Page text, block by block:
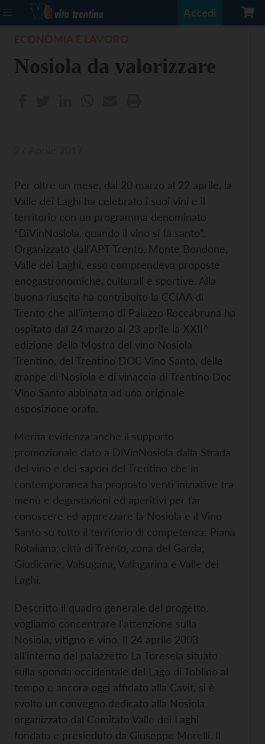
Accedi
Nosiola da valorizzare
Per oltre un mese, dal 20 marzo al 22 aprile, la
Valle dei Laghi ha celebrato i suoi vini e il
territorio con un programma denominato
“DiVinNosiola, quando il vino si fa santo”.
Organizzato dall’APT Trento, Monte Bondone,
Valle dei Laghi, esso comprendeva proposte
enogastronomiche, culturali e sportive. Alla
buona riuscita ha contribuito la CCIAA di
Trento che all’interno di Palazzo Roccabruna ha
ospitato dal 24 marzo al 23 aprile la XXII^
edizione della Mostra del vino Nosiola
Trentino, del Trentino DOC Vino Santo, delle
grappe di Nosiola e di vinaccia di Trentino Doc
Vino Santo abbinata ad una originale
esposizione orafa.
Merita evidenza anche il supporto
promozionale dato a DiVinNosiola dalla Strada
del vino e dei sapori del Trentino che in
contemporanea ha proposto venti iniziative tra
menù e degustazioni ed aperitivi per far
conoscere ed apprezzare la Nosiola e il Vino
Santo su tutto il territorio di competenza: Piana
Rotaliana, città di Trento, zona del Garda,
Giudicarie, Valsugana, Vallagarina e Valle dei
Laghi.
Descritto il quadro generale del progetto,
vogliamo concentrare l’attenzione sulla
Nosiola, vitigno e vino. Il 24 aprile 2003
all’interno del palazzetto La Toresela situato
sulla sponda occidentale del Lago di Toblino al
tempo e ancora oggi affidato alla Cavit, si è
svolto un convegno dedicato alla Nosiola
organizzato dal Comitato Valle dei Laghi
fondato e presieduto da Giuseppe Morelli. Il